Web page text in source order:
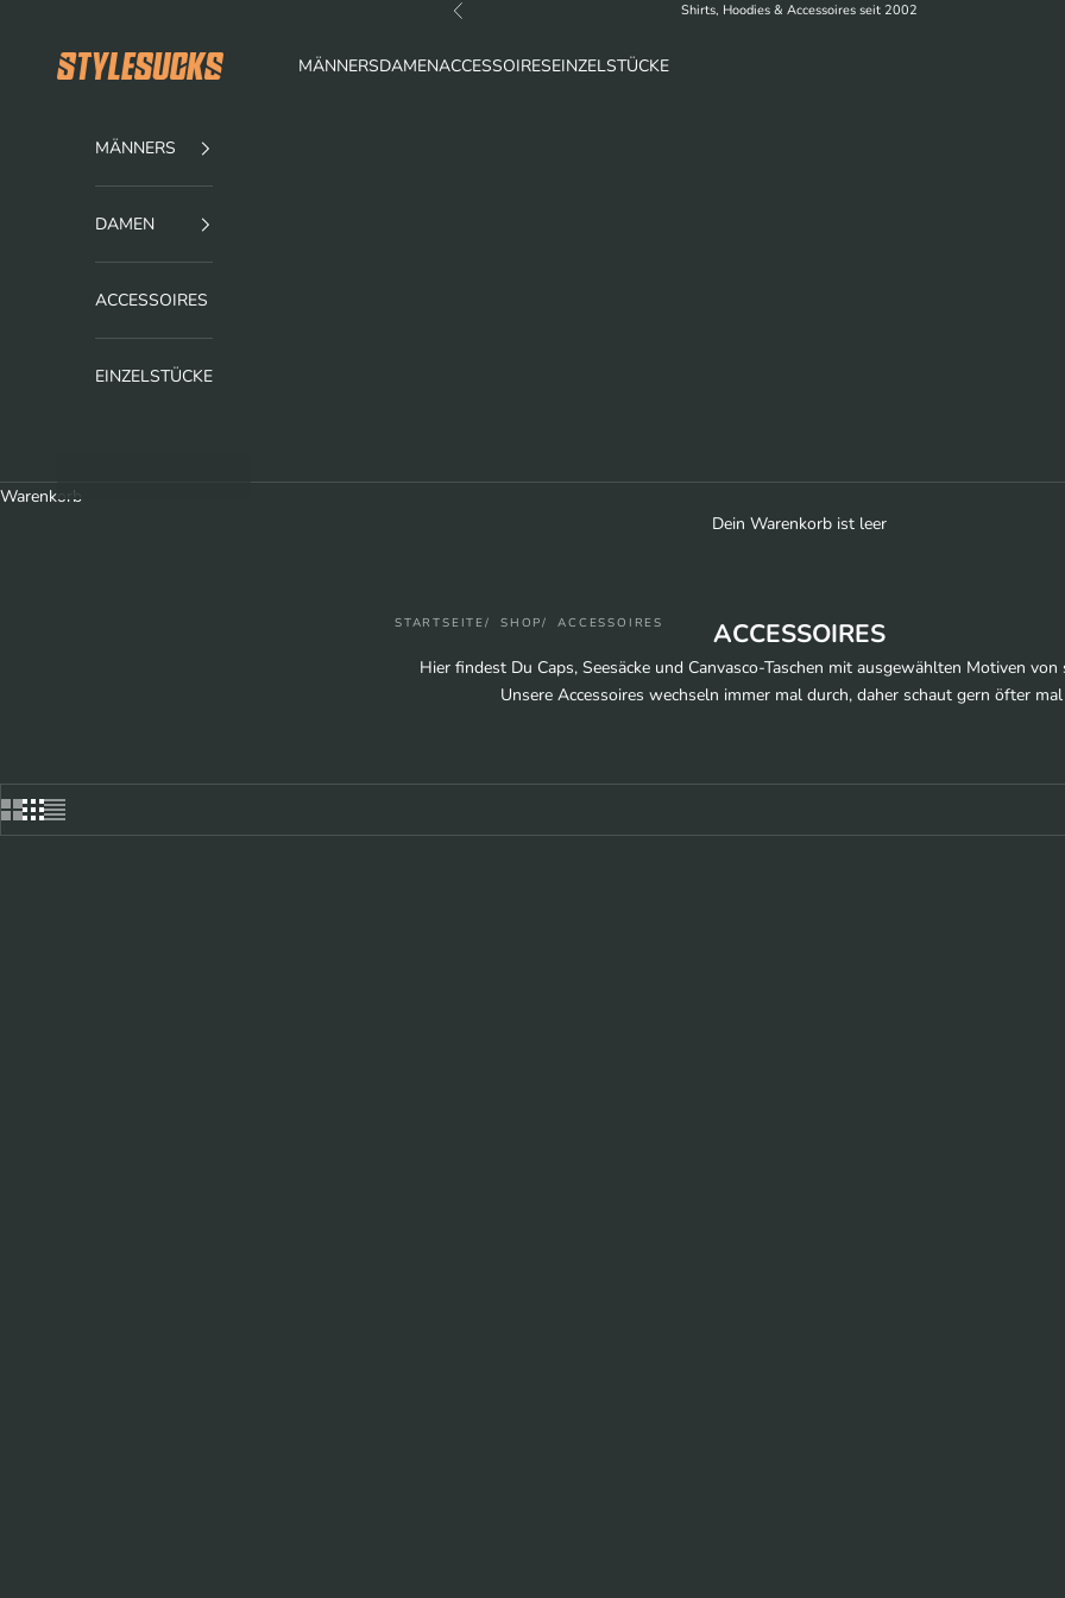
Zurück Shirts, Hoodies & Accessoires seit 2002
stylesucks MÄNNERSDAMENACCESSOIRESEINZELSTÜCKE
MÄNNERS
DAMEN
ACCESSOIRES
EINZELSTÜCKE
Warenkorb
Dein Warenkorb ist leer
STARTSEITE SHOP ACCESSOIRES ACCESSOIRES
Hier findest Du Caps, Seesäcke und Canvasco-Taschen mit ausgewählten Motiven von
Unsere Accessoires wechseln immer mal durch, daher schaut gern öfter